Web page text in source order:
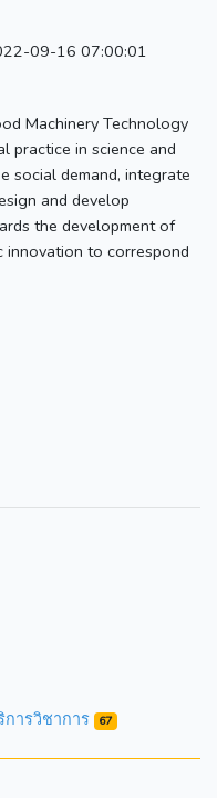
09-16 07:00:01
Machinery Technology
practice in science and
social demand, integrate
and develop
the development of
innovation to correspond
การวิชาการ 67